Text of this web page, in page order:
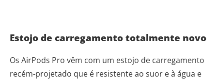
Estojo de carregamento totalmente novo
Os AirPods Pro vêm com um estojo de carregamento
recém-projetado que é resistente ao suor e à água e